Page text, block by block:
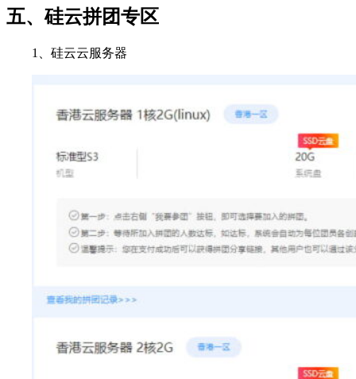
五、硅云拼团专区
1、硅云云服务器